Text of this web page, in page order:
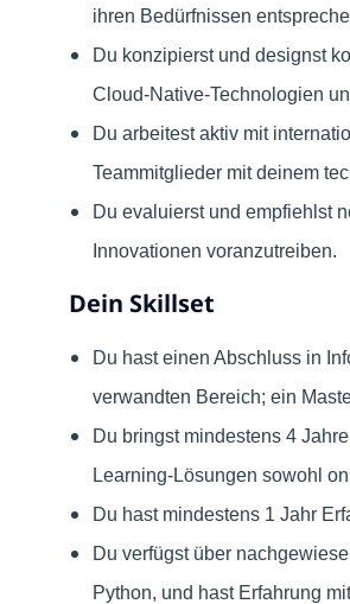
ihren Bedürfnissen
Du konzipierst und designst
Cloud-Native-Technologien
Du arbeitest aktiv mit
Teammitglieder mit deinem
Du evaluierst und empfiehlst
Innovationen voranzutreiben.
Dein Skillset
Du hast einen Abschluss in
verwandten Bereich; ein
Du bringst mindestens 4
Learning-Lösungen sowohl
Du hast mindestens 1 Jahr
Du verfügst über
Python, und hast Erfahrung